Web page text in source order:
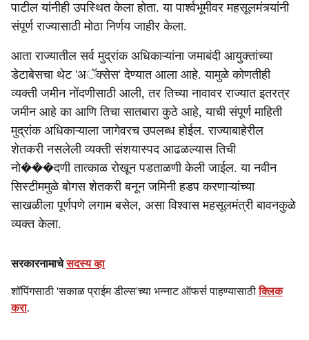
पाटील यांनीही उपस्थित केला होता. या पार्श्वभूमीवर महसूलमंत्र्यांनी
संपूर्ण राज्यासाठी मोठा निर्णय जाहीर केला.
आता राज्यातील सर्व मुद्रांक अधिकाऱ्यांना जमाबंदी आयुक्तांच्या
डेटाबेसचा थेट 'अॅक्सेस' देण्यात आला आहे. यामुळे कोणतीही
व्यक्ती जमीन नोंदणीसाठी आली, तर तिच्या नावावर राज्यात इतरत्र
जमीन आहे का आणि तिचा सातबारा कुठे आहे, याची संपूर्ण माहिती
मुद्रांक अधिकाऱ्याला जागेवरच उपलब्ध होईल. राज्याबाहेरील
शेतकरी नसलेली व्यक्ती संशयास्पद आढळल्यास तिची
नो���दणी तात्काळ रोखून पडताळणी केली जाईल. या नवीन
सिस्टीममुळे बोगस शेतकरी बनून जमिनी हडप करणाऱ्यांच्या
साखळीला पूर्णपणे लगाम बसेल, असा विश्वास महसूलमंत्री बावनकुळे
व्यक्त केला.
सरकारनामाचेसदस्य व्हा
शॉपिंगसाठी 'सकाळ प्राईम डील्स'च्या भन्नाट ऑफर्स पाहण्यासाठीक्लिक
करा.